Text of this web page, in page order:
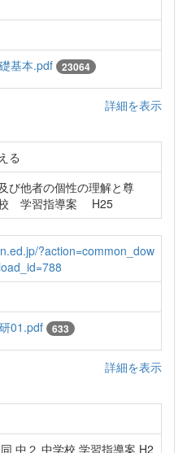
基本.pdf 23064
詳細を表示
る
他者の個性の理解と尊
学習指導案 H25
?action=common_dow
01.pdf 633
詳細を表示
中２ 中学校 学習指導案 H2